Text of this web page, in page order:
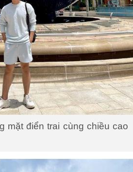
mặt điển trai cùng chiều cao